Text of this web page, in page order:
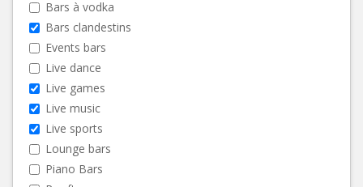
Bars à vodka
Bars clandestins
Events bars
Live dance
Live games
Live music
Live sports
Lounge bars
Piano Bars